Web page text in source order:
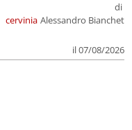
cervinia
di
Alessandro Bianchet
il 07/08/2026